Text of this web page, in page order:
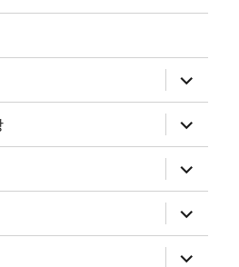
위
메
뉴
확
장
위
메
뉴
확
장
위
메
뉴
확
장
위
메
뉴